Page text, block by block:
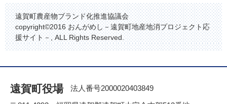
遠賀町農産物ブランド化推進協議会
copyright©2016 おんがめし－遠賀町地産地消プロジェクト応
援サイト－, ALL Rights Reserved.
遠賀町役場
法人番号2000020403849